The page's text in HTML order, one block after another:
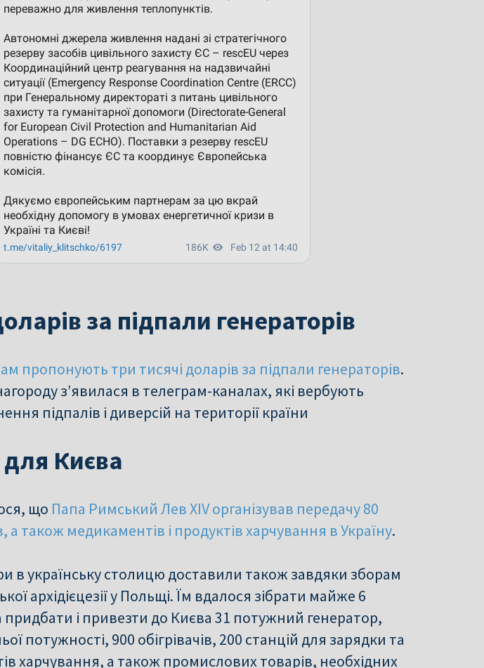
за підпали генераторів
пропонують три тисячі доларів за підпали генераторів.
з’явилася в телеграм-каналах, які вербують
підпалів і диверсій на території країни
Києва
що Папа Римський Лев XIV організував передачу 80
а також медикаментів і продуктів харчування в Україну.
в українську столицю доставили також завдяки зборам
архідієцезії у Польщі. Їм вдалося зібрати майже 6
придбати і привезти до Києва 31 потужний генератор,
потужності, 900 обігрівачів, 200 станцій для зарядки та
харчування, а також промислових товарів, необхідних